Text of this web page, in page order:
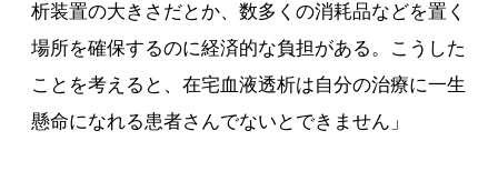
析装置の大きさだとか、数多くの消耗品などを置く
場所を確保するのに経済的な負担がある。こうした
ことを考えると、在宅血液透析は自分の治療に一生
懸命になれる患者さんでないとできません」